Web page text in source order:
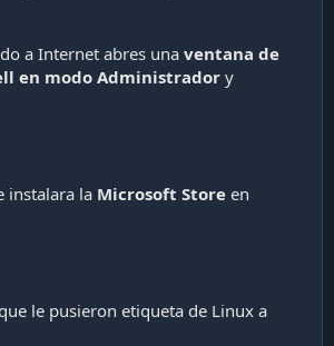
a Internet abres una ventana de
en modo Administrador y
instalara la Microsoft Store en
le pusieron etiqueta de Linux a